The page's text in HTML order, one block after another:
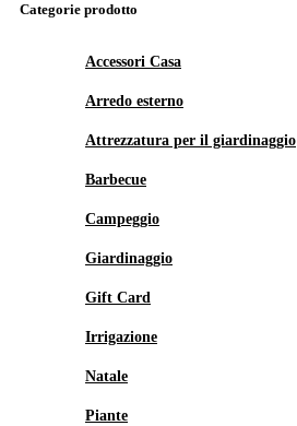
Categorie prodotto
Accessori Casa
Arredo esterno
Attrezzatura per il giardinaggio
Barbecue
Campeggio
Giardinaggio
Gift Card
Irrigazione
Natale
Piante